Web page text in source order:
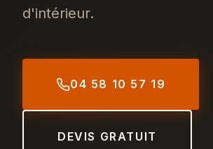
d'intérieur.
04 58 10 57 19
DEVIS GRATUIT